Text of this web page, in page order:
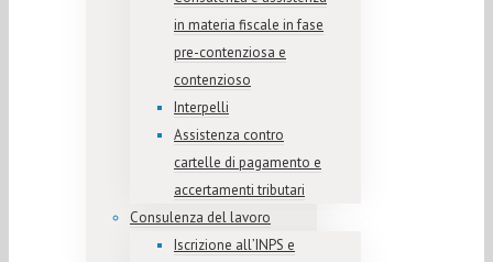
in materia fiscale in fase
pre-contenziosa e
contenzioso
Interpelli
Assistenza contro
cartelle di pagamento e
accertamenti tributari
Consulenza del lavoro
Iscrizione all’INPS e